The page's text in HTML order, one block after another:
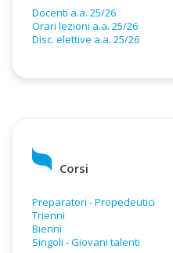
Docenti a.a. 25/26
Orari lezioni a.a. 25/26
Disc. elettive a.a. 25/26
Corsi
Preparatori - Propedeutici
Trienni
Bienni
Singoli - Giovani talenti